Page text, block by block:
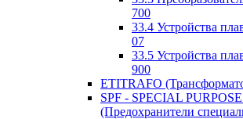
700
33.4 Устройства
07
33.5 Устройства
900
ETITRAFO
SPF - SPECIAL
(Предохранители